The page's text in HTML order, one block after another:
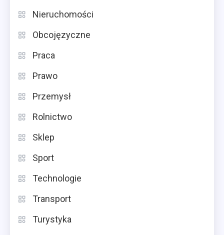
Nieruchomości
Obcojęzyczne
Praca
Prawo
Przemysł
Rolnictwo
Sklep
Sport
Technologie
Transport
Turystyka